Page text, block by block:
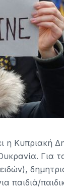
η Κυπριακή
Για
παιδιά/